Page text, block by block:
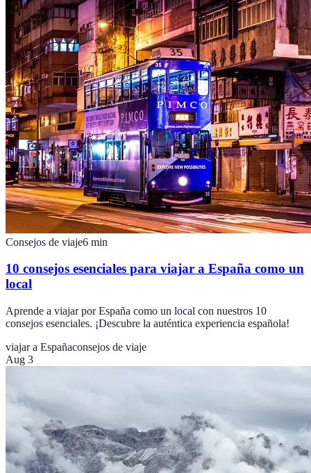
Consejos de viaje6 min
10 consejos esenciales para viajar a España como un
local
Aprende a viajar por España como un local con nuestros 10
consejos esenciales. ¡Descubre la auténtica experiencia española!
viajar a Españaconsejos de viaje
Aug 3